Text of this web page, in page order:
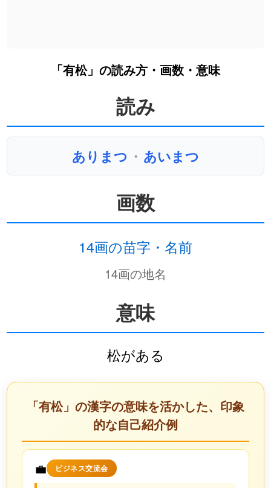
「有松」の読み方・画数・意味
読み
ありまつ ・ あいまつ
画数
14画の苗字・名前
14画の地名
意味
松がある
「有松」の漢字の意味を活かした、印象
的な自己紹介例
💼 ビジネス交流会